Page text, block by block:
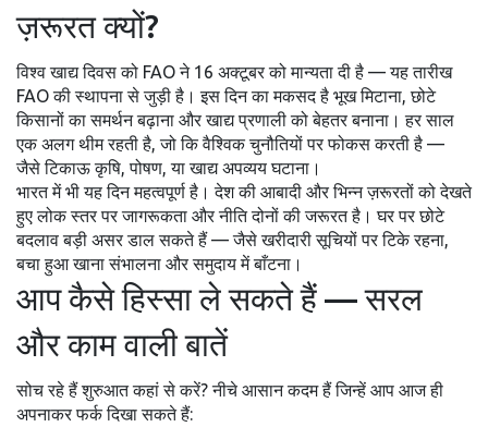
ज़रूरत क्यों?
विश्व खाद्य दिवस को FAO ने 16 अक्टूबर को मान्यता दी है — यह तारीख
FAO की स्थापना से जुड़ी है। इस दिन का मकसद है भूख मिटाना, छोटे
किसानों का समर्थन बढ़ाना और खाद्य प्रणाली को बेहतर बनाना। हर साल
एक अलग थीम रहती है, जो कि वैश्विक चुनौतियों पर फोकस करती है —
जैसे टिकाऊ कृषि, पोषण, या खाद्य अपव्यय घटाना।
भारत में भी यह दिन महत्वपूर्ण है। देश की आबादी और भिन्न ज़रूरतों को देखते
हुए लोक स्तर पर जागरूकता और नीति दोनों की जरूरत है। घर पर छोटे
बदलाव बड़ी असर डाल सकते हैं — जैसे खरीदारी सूचियों पर टिके रहना,
बचा हुआ खाना संभालना और समुदाय में बाँटना।
आप कैसे हिस्सा ले सकते हैं — सरल
और काम वाली बातें
सोच रहे हैं शुरुआत कहां से करें? नीचे आसान कदम हैं जिन्हें आप आज ही
अपनाकर फर्क दिखा सकते हैं: